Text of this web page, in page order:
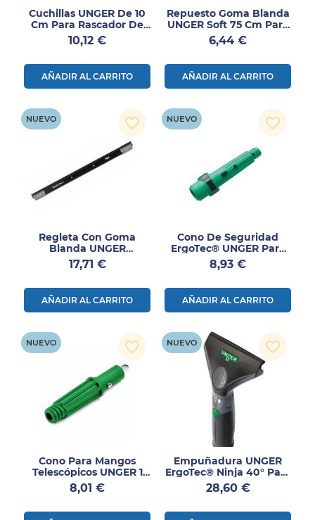
Cuchillas UNGER De 10
Cm Para Rascador De
Seguridad 10 Hojas
Precio
10,12 €
AÑADIR AL CARRITO
Repuesto Goma Blanda
UNGER Soft 75 Cm Para
Limpiacristales 1 Ud
Precio
6,44 €
AÑADIR AL CARRITO
Regleta Con Goma
Blanda UNGER
ErgoTec® Ninja 35 Cm 1
Ud
Precio
17,71 €
AÑADIR AL CARRITO
NUEVO favorite_border
Cono De Seguridad
ErgoTec® UNGER Para
Mangos Telescópicos 1
Ud
Precio
8,93 €
AÑADIR AL CARRITO
NUEVO favorite_border
Cono Para Mangos
Telescópicos UNGER 1
Ud
Precio
8,01 €
NUEVO favorite_border
Empuñadura UNGER
ErgoTec® Ninja 40° Para
Limpiacristales
Profesional
Precio
28,60 €
NUEVO favorite_border